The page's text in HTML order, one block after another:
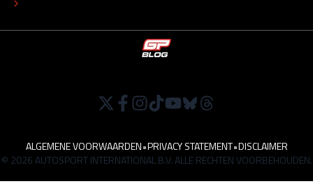
ALGEMENE VOORWAARDEN•PRIVACY STATEMENT•DISCLAIMER
© 2026 AUTOSPORT INTERNATIONAL B.V. ALLE RECHTEN VOORBEHOUDEN.